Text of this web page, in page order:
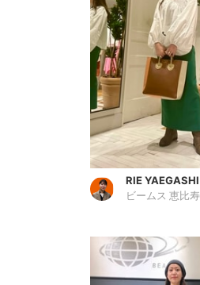
RIE YAEGASHI
ビームス 恵比寿